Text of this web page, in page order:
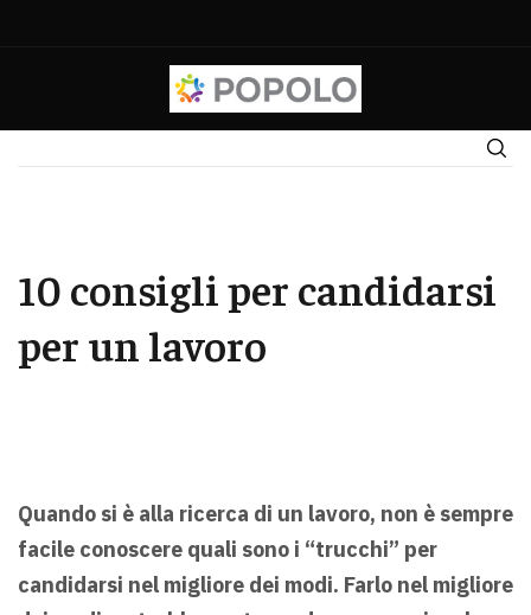
10 consigli per candidarsi
per un lavoro
Quando si è alla ricerca di un lavoro, non è sempre
facile conoscere quali sono i “trucchi” per
candidarsi nel migliore dei modi. Farlo nel migliore